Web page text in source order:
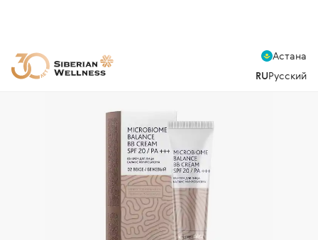
Астана
RUРусский